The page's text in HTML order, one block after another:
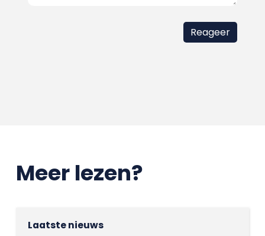
Meer lezen?
Laatste nieuws